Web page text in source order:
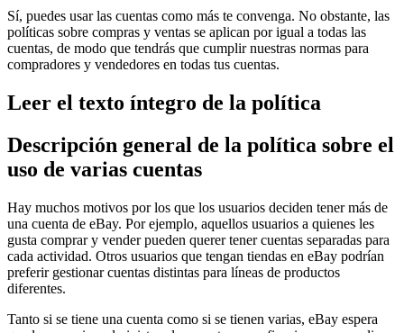
Sí, puedes usar las cuentas como más te convenga. No obstante, las
políticas sobre compras y ventas se aplican por igual a todas las
cuentas, de modo que tendrás que cumplir nuestras normas para
compradores y vendedores en todas tus cuentas.
Leer el texto íntegro de la política
Descripción general de la política sobre el
uso de varias cuentas
Hay muchos motivos por los que los usuarios deciden tener más de
una cuenta de eBay. Por ejemplo, aquellos usuarios a quienes les
gusta comprar y vender pueden querer tener cuentas separadas para
cada actividad. Otros usuarios que tengan tiendas en eBay podrían
preferir gestionar cuentas distintas para líneas de productos
diferentes.
Tanto si se tiene una cuenta como si se tienen varias, eBay espera